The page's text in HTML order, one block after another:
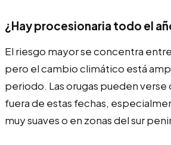
¿Hay procesionaria todo el
El riesgo mayor se concentra
pero el cambio climático está
periodo. Las orugas pueden
fuera de estas fechas,
muy suaves o en zonas del sur